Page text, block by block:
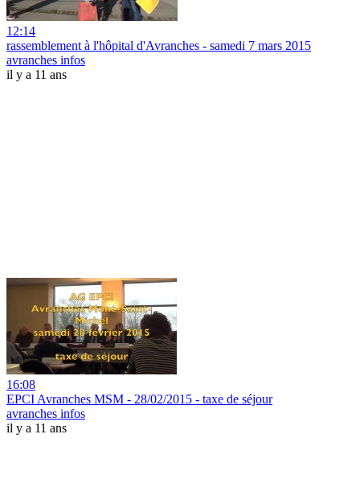
12:14
rassemblement à l'hôpital d'Avranches - samedi 7 mars 2015
avranches infos
il y a 11 ans
16:08
EPCI Avranches MSM - 28/02/2015 - taxe de séjour
avranches infos
il y a 11 ans